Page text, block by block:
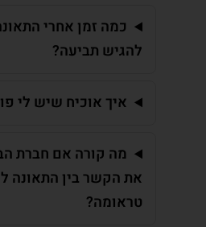
כמה זמן אחרי
להגיש תביעה?
איך אוכיח שיש לי
מה קורה אם חברת
את הקשר בין התאונה
טראומה?